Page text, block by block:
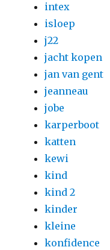
intex
isloep
j22
jacht kopen
jan van gent
jeanneau
jobe
karperboot
katten
kewi
kind
kind 2
kinder
kleine
konfidence